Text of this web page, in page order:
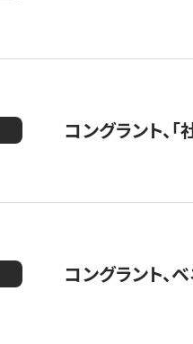
コングラント、
コングラント、